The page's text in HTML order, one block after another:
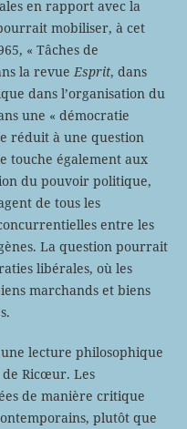
en rapport avec la
mobiliser, à cet
« Tâches de
la revue Esprit, dans
dans l’organisation du
une « démocratie
réduit à une question
touche également aux
du pouvoir politique,
de tous les
entre les
La question pourrait
libérales, où les
marchands et biens
lecture philosophique
Ricœur. Les
de manière critique
plutôt que